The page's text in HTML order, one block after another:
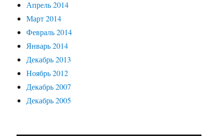
Апрель 2014
Март 2014
Февраль 2014
Январь 2014
Декабрь 2013
Ноябрь 2012
Декабрь 2007
Декабрь 2005